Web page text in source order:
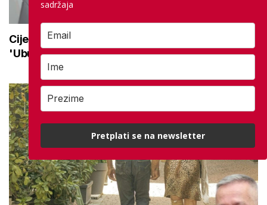
Cijene goriva idu dolje, a premijer ističe:
'Ubuduće će se mijenjati svaki tjedan'
sadržaja
Pretplati se na newsletter